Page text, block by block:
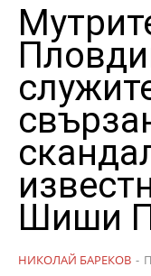
Шиши
НИКОЛАЙ БАРЕКОВ -